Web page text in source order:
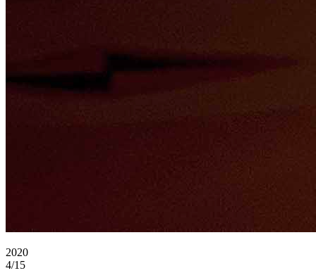
2020
4/15